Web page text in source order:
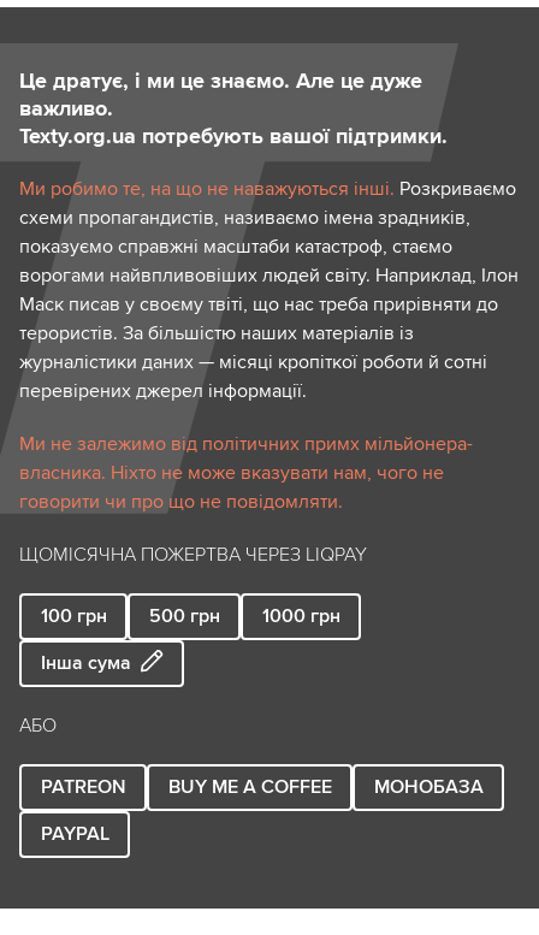
Це дратує, і ми це знаємо. Але це дуже
важливо.
Texty.org.ua потребують вашої підтримки.
Ми робимо те, на що не наважуються інші. Розкриваємо
схеми пропагандистів, називаємо імена зрадників,
показуємо справжні масштаби катастроф, стаємо
ворогами найвпливовіших людей світу. Наприклад, Ілон
Маск писав у своєму твіті, що нас треба прирівняти до
терористів. За більшістю наших матеріалів із
журналістики даних — місяці кропіткої роботи й сотні
перевірених джерел інформації.
Ми не залежимо від політичних примх мільйонера-
власника. Ніхто не може вказувати нам, чого не
говорити чи про що не повідомляти.
ЩОМІСЯЧНА ПОЖЕРТВА ЧЕРЕЗ LIQPAY
100 грн 500 грн 1000 грн
Інша сума
АБО
PATREON BUY ME A COFFEE
МОНОБАЗА
PAYPAL